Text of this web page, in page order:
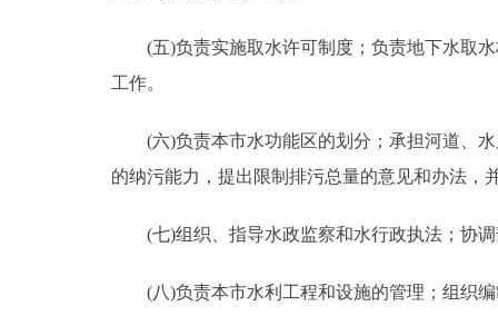
(五)负责实施取水许可制度；负责地下水取水
工作。
(六)负责本市水功能区的划分；承担河道、水
的纳污能力，提出限制排污总量的意见和办法，
(七)组织、指导水政监察和水行政执法；协调
(八)负责本市水利工程和设施的管理；组织编